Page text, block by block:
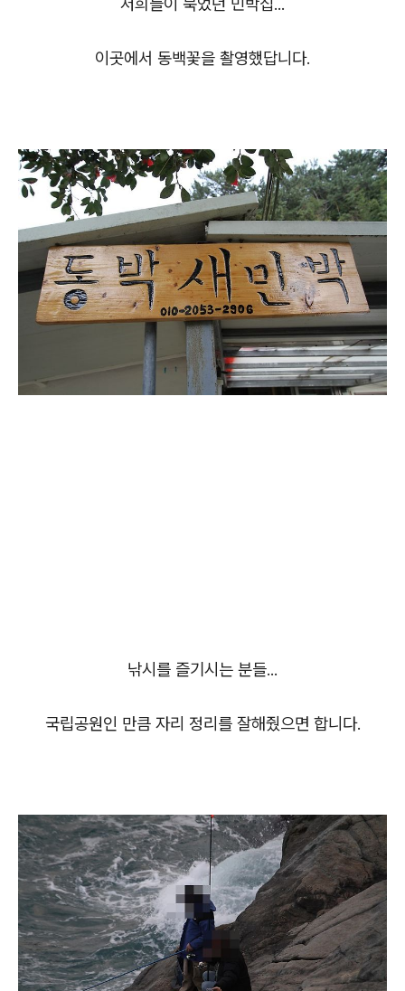
이곳에서 동백꽃을 촬영했답니다.
낚시를 즐기시는 분들...
국립공원인 만큼 자리 정리를 잘해줬으면 합니다.